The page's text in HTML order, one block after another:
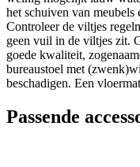
het schuiven van
Controleer de viltjes
geen vuil in de viltjes zit.
goede kwaliteit,
bureaustoel met
beschadigen. Een
Passende